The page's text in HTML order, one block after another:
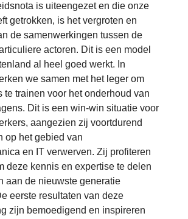
is uiteengezet en die onze
getrokken, is het vergroten en
de samenwerkingen tussen de
actoren. Dit is een model
al heel goed werkt. In
we samen met het leger om
te trainen voor het onderhoud van
Dit is een win-win situatie voor
aangezien zij voortdurend
op het gebied van
en IT verwerven. Zij profiteren
deze kennis en expertise te delen
aan de nieuwste generatie
eerste resultaten van deze
zijn bemoedigend en inspireren